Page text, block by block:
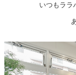
いつもララ